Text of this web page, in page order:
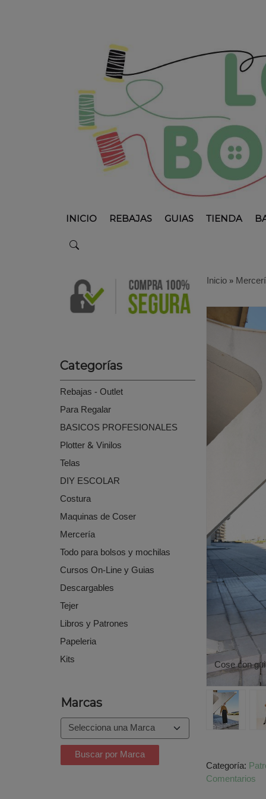
INICIO REBAJAS GUIAS TIENDA
Categorías
Rebajas - Outlet
Para Regalar
BASICOS PROFESIONALES
Plotter & Vinilos
Telas
DIY ESCOLAR
Costura
Maquinas de Coser
Mercería
Todo para bolsos y mochilas
Cursos On-Line y Guias
Descargables
Tejer
Libros y Patrones
Papeleria
Kits
Marcas
Inicio»
Cose con
Categoría:
Comentarios